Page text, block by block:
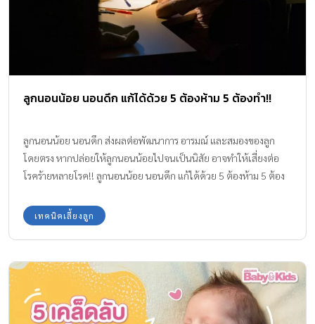
ลูกนอนน้อย นอนดึก แก้ได้ด้วย 5 ต้องห้าม 5 ต้องทำ!!
ลูกนอนน้อย นอนดึก ส่งผลต่อพัฒนาการ อารมณ์ และสมองของลูก
โดยตรง หากปล่อยให้ลูกนอนน้อยไปจนเป็นนิสัย อาจทำให้เสี่ยงต่อ
โรคร้ายหลายโรค!! ลูกนอนน้อย นอนดึก แก้ได้ด้วย 5 ต้องห้าม 5 ต้อง
พอ ก็จะช่วยทำให้ร่างกายได้พักผ่อนได้อย่างเต็มที่ สร้างภูมิต้านทาน
โรค สดชื่นแจ่มใสอารมณ์ดี มีความกระฉับกระเฉง ร่าเริง จดจำสิ่งต่าง ๆ
จะมีปัญหาเรื่องพัฒนาการและพฤติกรรม ดังนั้นการนอนเป็นเรื่อง
สำคัญของคนทุกคนและควรสนับสนุนให้เด็ก ๆ นอนให้เพียงพอ การ
นอนหลับของเด็กเป็นเรื่องที่ทำให้คุณพ่อคุณแม่สับสน เพราะการนอน
ของเด็กแต่ละช่วงวัยมีความแตกต่างกัน อีกทั้งในช่วงทารก จะมีภาวะ
เทคนิคเลี้ยงลูก